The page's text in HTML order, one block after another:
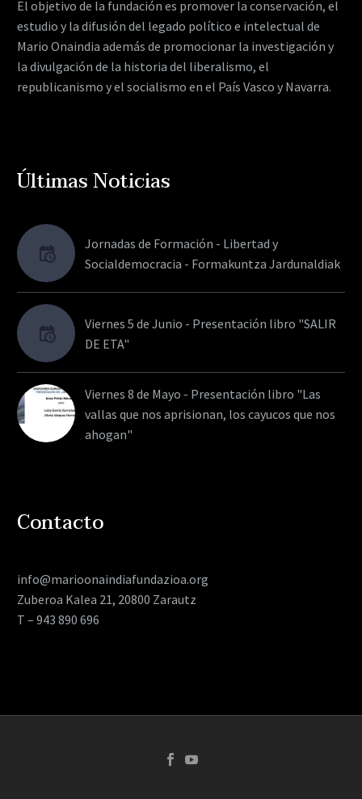
El objetivo de la fundación es promover la conservación, el
estudio y la difusión del legado político e intelectual de
Mario Onaindia además de promocionar la investigación y
la divulgación de la historia del liberalismo, el
republicanismo y el socialismo en el País Vasco y Navarra.
Últimas Noticias
Jornadas de Formación - Libertad y
Socialdemocracia - Formakuntza Jardunaldiak
Viernes 5 de Junio - Presentación libro "SALIR
DE ETA"
Viernes 8 de Mayo - Presentación libro "Las
vallas que nos aprisionan, los cayucos que nos
ahogan"
Contacto
info@marioonaindiafundazioa.org
Zuberoa Kalea 21, 20800 Zarautz
T – 943 890 696